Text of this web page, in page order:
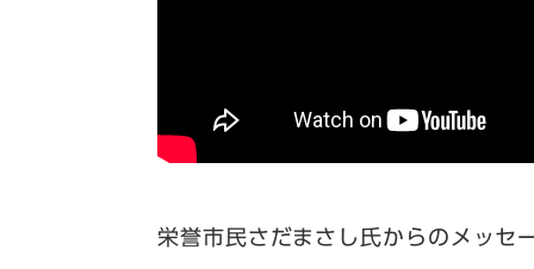
栄誉市民さだまさし氏からのメッセ